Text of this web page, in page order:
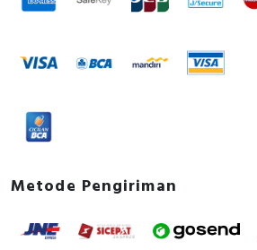
Metode Pengiriman